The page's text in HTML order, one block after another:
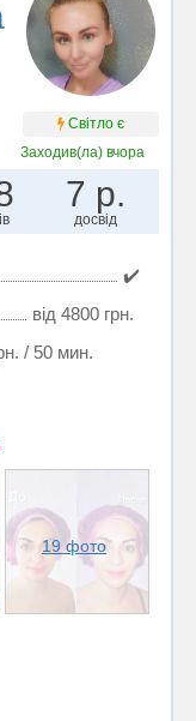
Світло є
Заходив(ла) вчора
7 р.
досвід
✔️
від 4800 грн.
/ 50 мин.
19 фото